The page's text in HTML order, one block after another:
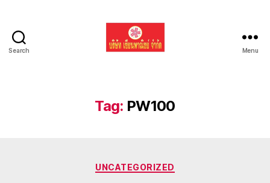
Search
รถ
แบค
Menu
Tag: PW100
Categories
UNCATEGORIZED